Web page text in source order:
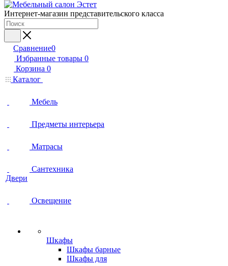
Интернет-магазин представительского класса
Сравнение0
Избранные товары 0
Корзина 0
Каталог
Мебель
Предметы интерьера
Матрасы
Сантехника
Двери
Освещение
Шкафы
Шкафы барные
Шкафы для